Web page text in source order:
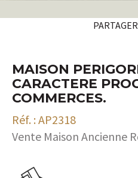
MAISON
CARACTERE
COMMERCES.
Réf. : AP2318
Vente Maison Ancienne